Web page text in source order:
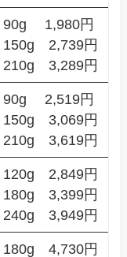
90g 1,980円
150g 2,739円
210g 3,289円
90g 2,519円
150g 3,069円
210g 3,619円
120g 2,849円
180g 3,399円
240g 3,949円
180g 4,730円